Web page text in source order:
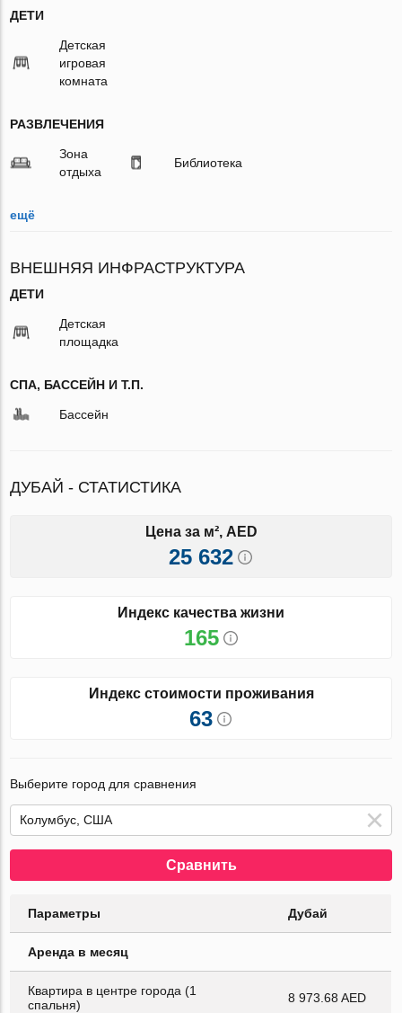
ДЕТИ
Детская
игровая
комната
РАЗВЛЕЧЕНИЯ
Зона
отдыха
Библиотека
ещё
ВНЕШНЯЯ ИНФРАСТРУКТУРА
ДЕТИ
Детская
площадка
СПА, БАССЕЙН И Т.П.
Бассейн
ДУБАЙ - СТАТИСТИКА
Цена за м², AED
25 632
Индекс качества жизни
165
Индекс стоимости проживания
63
Выберите город для сравнения
Сравнить
Параметры Дубай
Аренда в месяц
Квартира в центре города (1
спальня)
8 973.68 AED